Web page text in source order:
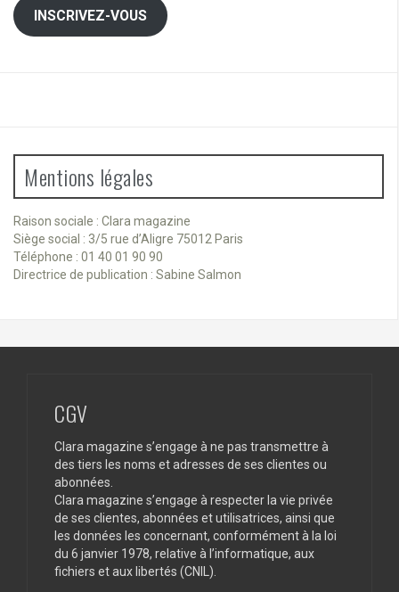
INSCRIVEZ-VOUS
Mentions légales
Raison sociale : Clara magazine
Siège social : 3/5 rue d’Aligre 75012 Paris
Téléphone : 01 40 01 90 90
Directrice de publication : Sabine Salmon
CGV
Clara magazine s’engage à ne pas transmettre à
des tiers les noms et adresses de ses clientes ou
abonnées.
Clara magazine s’engage à respecter la vie privée
de ses clientes, abonnées et utilisatrices, ainsi que
les données les concernant, conformément à la loi
du 6 janvier 1978, relative à l’informatique, aux
fichiers et aux libertés (CNIL).